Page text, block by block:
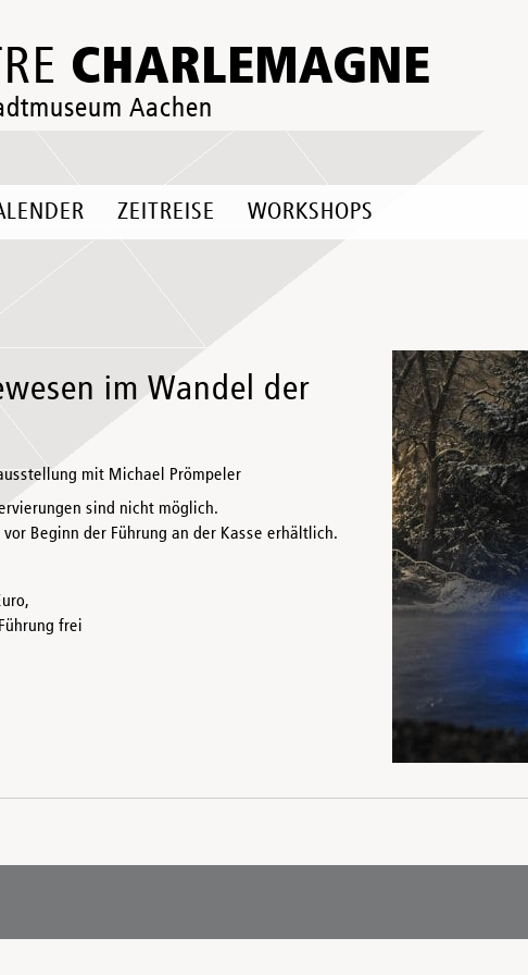
CHARLEMAGNE
Aachen
ZEITREISE WORKSHOPS
im Wandel der
mit Michael Prömpeler
sind nicht möglich.
Beginn der Führung an der Kasse erhältlich.
frei